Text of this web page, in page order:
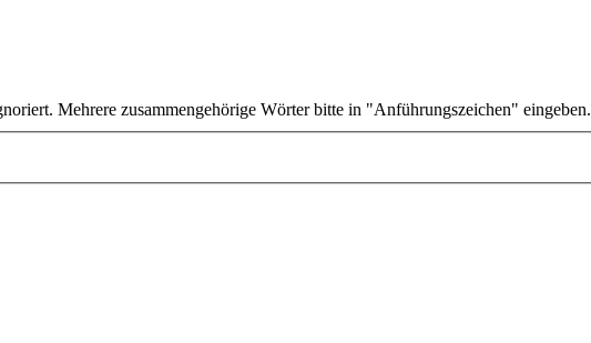
Mehrere zusammengehörige Wörter bitte in "Anführungszeichen" eingeben.